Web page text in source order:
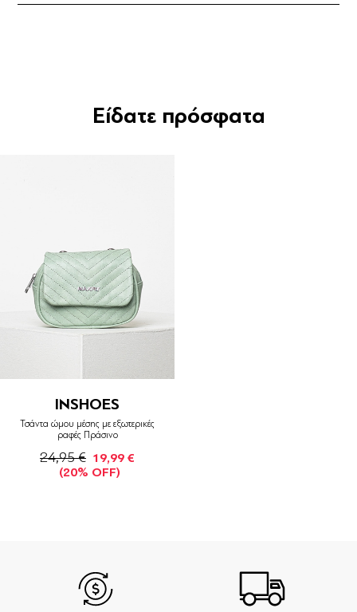
Είδατε πρόσφατα
INSHOES
Τσάντα ώμου μέσης με εξωτερικές
ραφές Πράσινο
24,95 € 19,99 €
(20% OFF)